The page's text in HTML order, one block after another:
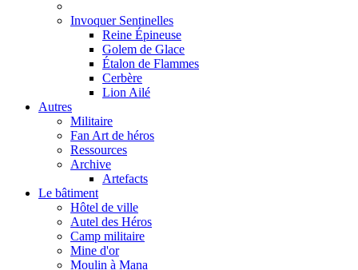
Invoquer Sentinelles
Reine Épineuse
Golem de Glace
Étalon de Flammes
Cerbère
Lion Ailé
Autres
Militaire
Fan Art de héros
Ressources
Archive
Artefacts
Le bâtiment
Hôtel de ville
Autel des Héros
Camp militaire
Mine d'or
Moulin à Mana